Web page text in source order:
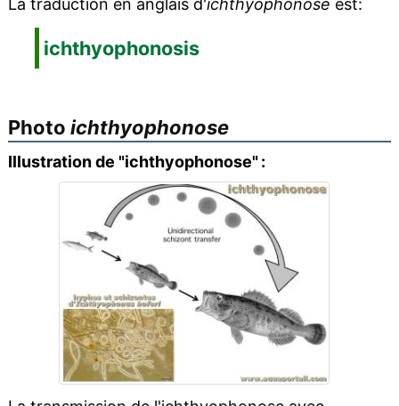
La traduction en anglais d'ichthyophonose est:
ichthyophonosis
Photo ichthyophonose
Illustration de "ichthyophonose" :